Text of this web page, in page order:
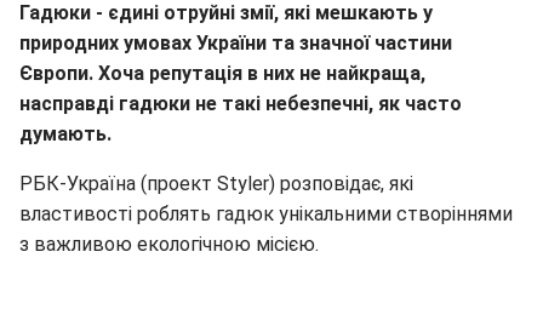
Гадюки - єдині отруйні змії, які мешкають у
природних умовах України та значної частини
Європи. Хоча репутація в них не найкраща,
насправді гадюки не такі небезпечні, як часто
думають.
РБК-Україна (проект Styler) розповідає, які
властивості роблять гадюк унікальними створіннями
з важливою екологічною місією.